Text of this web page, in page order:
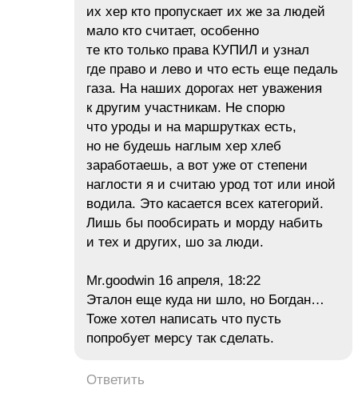
их хер кто пропускает их же за людей
мало кто считает, особенно
те кто только права КУПИЛ и узнал
где право и лево и что есть еще педаль
газа. На наших дорогах нет уважения
к другим участникам. Не спорю
что уроды и на маршрутках есть,
но не будешь наглым хер хлеб
заработаешь, а вот уже от степени
наглости я и считаю урод тот или иной
водила. Это касается всех категорий.
Лишь бы пообсирать и морду набить
и тех и других, шо за люди.
Mr.goodwin 16 апреля, 18:22
Эталон еще куда ни шло, но Богдан…
Тоже хотел написать что пусть
попробует мерсу так сделать.
Ответить